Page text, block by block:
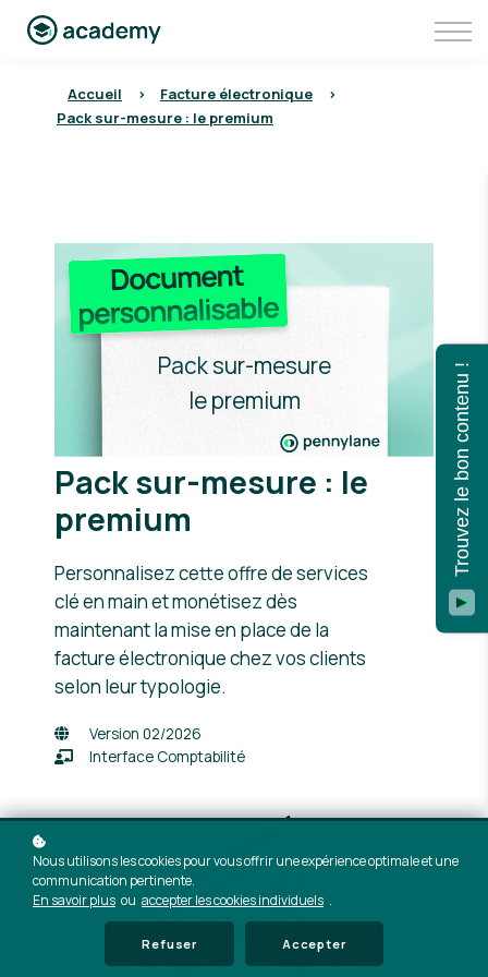
Aller sur Pennylane
Se connecter à Pennylane Academy
Accueil > Facture électronique
>
Pack sur-mesure : le premium
Pack sur-mesure
le premium
Pack sur-mesure : le
premium
Personnalisez cette offre de services
clé en main et monétisez dès
maintenant la mise en place de la
facture électronique chez vos clients
selon leur typologie.
Version 02/2026
Interface Comptabilité
Nous utilisons les cookies pour vous offrir une expérience optimale et une
communication pertinente.
En savoir plus ou accepter les cookies individuels .
Refuser Accepter
Trouvez le bon contenu !